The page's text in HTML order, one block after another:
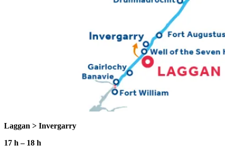
Laggan > Invergarry
17 h–18 h